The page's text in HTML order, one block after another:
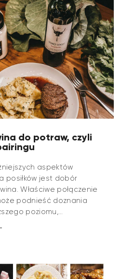
do potraw, czyli
aspektów
posiłków jest dobór
Właściwe połączenie
podnieść doznania
poziomu,…